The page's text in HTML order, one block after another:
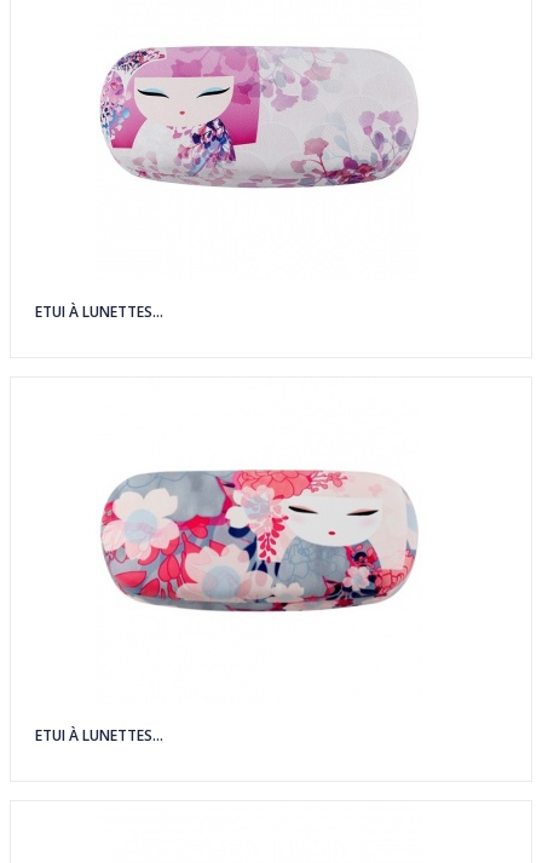
ETUI À LUNETTES...
ETUI À LUNETTES...